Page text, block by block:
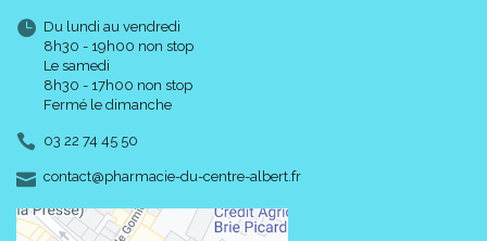
Du lundi au vendredi
8h30 - 19h00 non stop
Le samedi
8h30 - 17h00 non stop
Fermé le dimanche
03 22 74 45 50
contact-
@-
pharmacie-du-centre-albert.fr